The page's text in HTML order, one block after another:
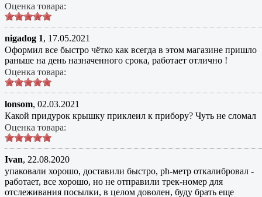
Оценка товара:
nigadog 1, 17.05.2021
Оформил все быстро чётко как всегда в этом магазине пришло
раньше на день назначенного срока, работает отлично !
Оценка товара:
lonsom, 02.03.2021
Какой придурок крышку приклеил к прибору? Чуть не сломал
Оценка товара:
Ivan, 22.08.2020
упаковали хорошо, доставили быстро, ph-метр откалибровал -
работает, все хорошо, но не отправили трек-номер для
отслеживания посылки, в целом доволен, буду брать еще